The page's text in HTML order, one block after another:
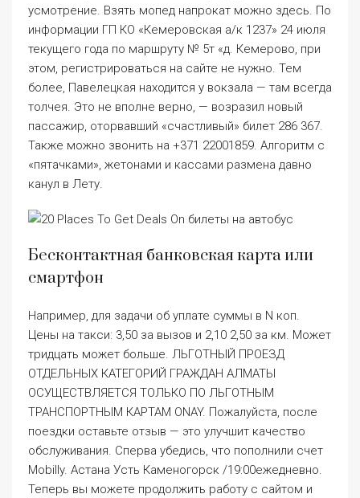
усмотрение. Взять мопед напрокат можно здесь. По
информации ГП КО «Кемеровская а/к 1237» 24 июля
текущего года по маршруту № 5т «д. Кемерово, при
этом, регистрироваться на сайте не нужно. Тем
более, Павелецкая находится у вокзала — там всегда
толчея. Это не вполне верно, — возразил новый
пассажир, оторвавший «счастливый» билет 286 367.
Также можно звонить на +371 22001859. Алгоритм с
«пятачками», жетонами и кассами размена давно
канул в Лету.
Бесконтактная банковская карта или
смартфон
Например, для задачи об уплате суммы в N коп.
Цены на такси: 3,50 за вызов и 2,10 2,50 за км. Может
тридцать может больше. ЛЬГОТНЫЙ ПРОЕЗД
ОТДЕЛЬНЫХ КАТЕГОРИЙ ГРАЖДАН АЛМАТЫ
ОСУЩЕСТВЛЯЕТСЯ ТОЛЬКО ПО ЛЬГОТНЫМ
ТРАНСПОРТНЫМ КАРТАМ ONAY. Пожалуйста, после
поездки оставьте отзыв — это улучшит качество
обслуживания. Сперва убедись, что пополнили счет
Mobilly. Астана Усть Каменогорск /19:00ежедневно.
Теперь вы можете продолжить работу с сайтом и